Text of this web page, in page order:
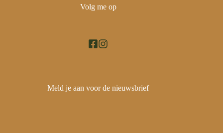
Volg me op
Meld je aan voor de nieuwsbrief